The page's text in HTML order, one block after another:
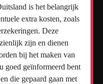
is het belangrijk
extra kosten, zoals
Deze
zijn en dienen
bij het maken van
goed geïnformeerd bent
die gepaard gaan met